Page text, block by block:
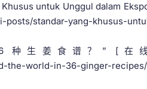
untuk Unggul dalam
standar-yang-khusus-
种生姜食谱？” [在
the-world-in-36-ginger-